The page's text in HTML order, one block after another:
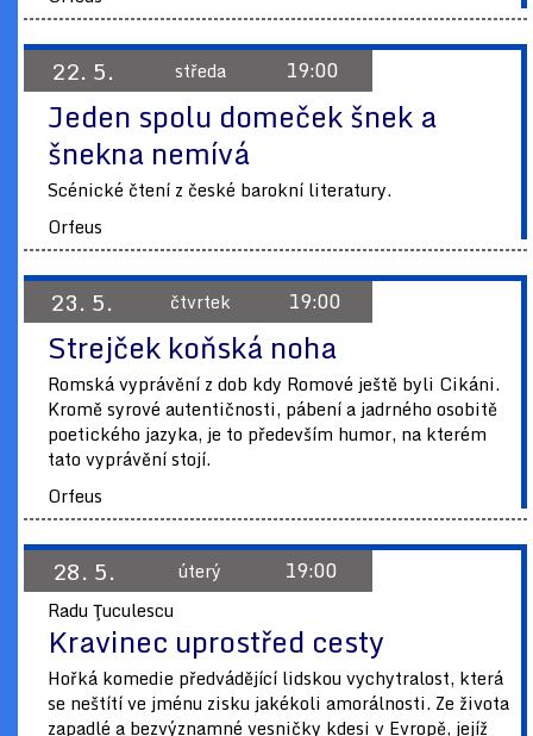
22. 5. středa 19:00
Jeden spolu domeček šnek a
šnekna nemívá
Scénické čtení z české barokní literatury.
Orfeus
23. 5. čtvrtek 19:00
Strejček koňská noha
Romská vyprávění z dob kdy Romové ještě byli Cikáni.
Kromě syrové autentičnosti, pábení a jadrného osobitě
poetického jazyka, je to především humor, na kterém
tato vyprávění stojí.
Orfeus
28. 5. úterý 19:00
Radu Ţuculescu
Kravinec uprostřed cesty
Hořká komedie předvádějící lidskou vychytralost, která
se neštítí ve jménu zisku jakékoli amorálnosti. Ze života
zapadlé a bezvýznamné vesničky kdesi v Evropě, jejíž